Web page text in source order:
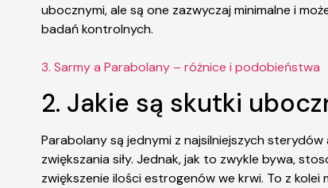
ubocznymi, ale są one zazwyczaj minimalne i
badań kontrolnych.
3. Sarmy a Parabolany – różnice i podobieństwa
2. Jakie są skutki
Parabolany są jednymi z najsilniejszych
zwiększania siły. Jednak, jak to zwykle bywa,
zwiększenie ilości estrogenów we krwi. To z